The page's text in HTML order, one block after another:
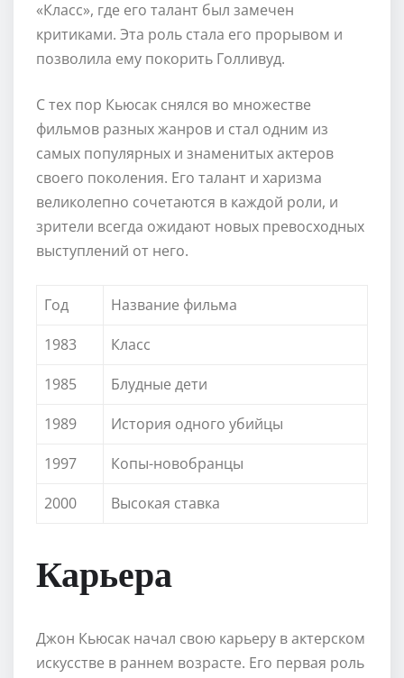
«Класс», где его талант был замечен
критиками. Эта роль стала его прорывом и
позволила ему покорить Голливуд.
С тех пор Кьюсак снялся во множестве
фильмов разных жанров и стал одним из
самых популярных и знаменитых актеров
своего поколения. Его талант и харизма
великолепно сочетаются в каждой роли, и
зрители всегда ожидают новых превосходных
выступлений от него.
Год
Название фильма
1983
Класс
1985
Блудные дети
1989
История одного убийцы
1997
Копы-новобранцы
2000
Высокая ставка
Карьера
Джон Кьюсак начал свою карьеру в актерском
искусстве в раннем возрасте. Его первая роль